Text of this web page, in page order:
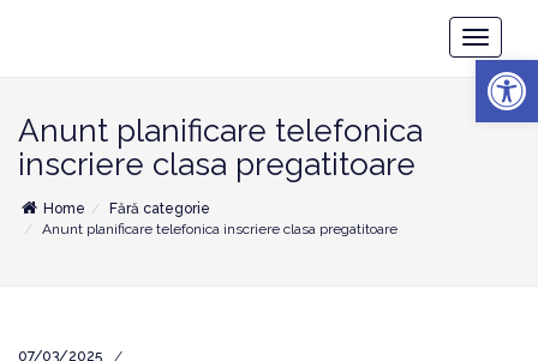
Toggle
Anunt planificare telefonica
inscriere clasa pregatitoare
Home
Fără categorie
Anunt planificare telefonica inscriere clasa pregatitoare
07/03/2025